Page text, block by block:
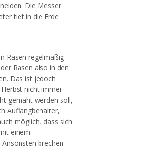
Die Messer
tief in die Erde
Rasen regelmäßig
Rasen also in den
Das ist jedoch
nicht immer
gemäht werden soll,
Auffangbehälter,
möglich, dass sich
einem
brechen